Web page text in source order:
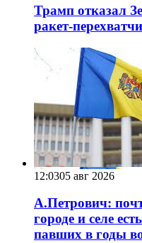
Трамп отказал
ракет-
12:0305 авг 2026
А.Петрович:
городе и селе
павших в годы